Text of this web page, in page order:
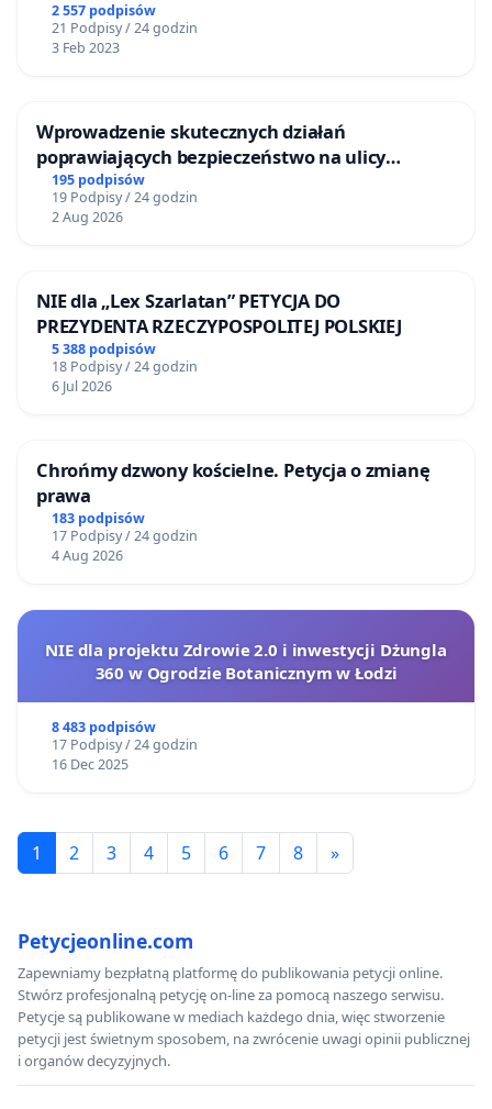
2 557 podpisów
21 Podpisy / 24 godzin
3 Feb 2023
Wprowadzenie skutecznych działań
poprawiających bezpieczeństwo na ulicy
Żeromskiego w Otwocku
195 podpisów
19 Podpisy / 24 godzin
2 Aug 2026
NIE dla „Lex Szarlatan” PETYCJA DO
PREZYDENTA RZECZYPOSPOLITEJ POLSKIEJ
5 388 podpisów
18 Podpisy / 24 godzin
6 Jul 2026
Chrońmy dzwony kościelne. Petycja o zmianę
prawa
183 podpisów
17 Podpisy / 24 godzin
4 Aug 2026
NIE dla projektu Zdrowie 2.0 i inwestycji Dżungla
360 w Ogrodzie Botanicznym w Łodzi
8 483 podpisów
17 Podpisy / 24 godzin
16 Dec 2025
1 2 3 4 5 6 7 8 »
Petycjeonline.com
Zapewniamy bezpłatną platformę do publikowania petycji online.
Stwórz profesjonalną petycję on-line za pomocą naszego serwisu.
Petycje są publikowane w mediach każdego dnia, więc stworzenie
petycji jest świetnym sposobem, na zwrócenie uwagi opinii publicznej
i organów decyzyjnych.